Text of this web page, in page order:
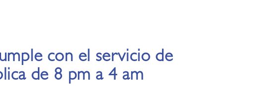
con el servicio de
de 8 pm a 4 am